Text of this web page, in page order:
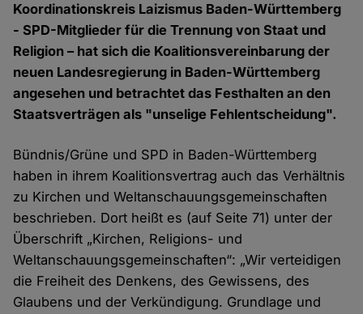
Koordinationskreis Laizismus Baden-Württemberg
- SPD-Mitglieder für die Trennung von Staat und
Religion – hat sich die Koalitionsvereinbarung der
neuen Landesregierung in Baden-Württemberg
angesehen und betrachtet das Festhalten an den
Staatsverträgen als "unselige Fehlentscheidung".
Bündnis/Grüne und SPD in Baden-Württemberg
haben in ihrem Koalitionsvertrag auch das Verhältnis
zu Kirchen und Weltanschauungsgemeinschaften
beschrieben. Dort heißt es (auf Seite 71) unter der
Überschrift „Kirchen, Religions- und
Weltanschauungsgemeinschaften“: „Wir verteidigen
die Freiheit des Denkens, des Gewissens, des
Glaubens und der Verkündigung. Grundlage und